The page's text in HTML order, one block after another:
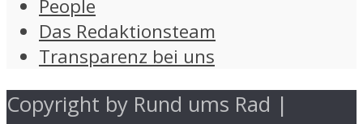
People
Das Redaktionsteam
Transparenz bei uns
Copyright by Rund ums Rad |